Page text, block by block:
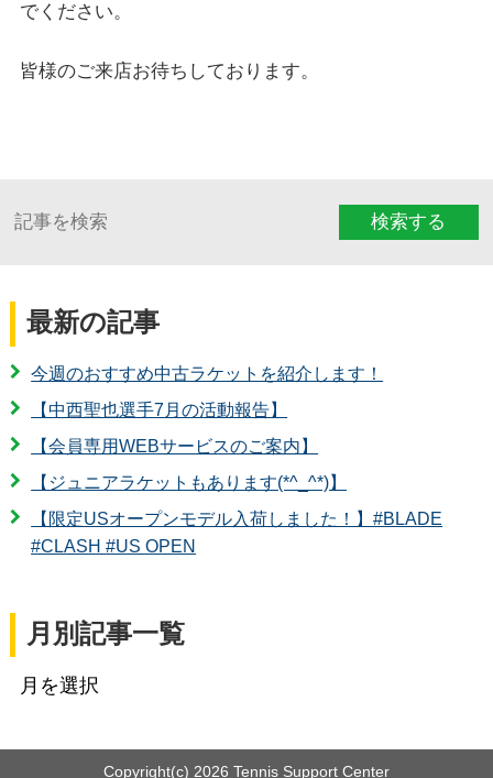
でください。
皆様のご来店お待ちしております。
検索する
最新の記事
今週のおすすめ中古ラケットを紹介します！
【中西聖也選手7月の活動報告】
【会員専用WEBサービスのご案内】
【ジュニアラケットもあります(*^_^*)】
【限定USオープンモデル入荷しました！】#BLADE
#CLASH #US OPEN
月別記事一覧
Copyright(c) 2026 Tennis Support Center